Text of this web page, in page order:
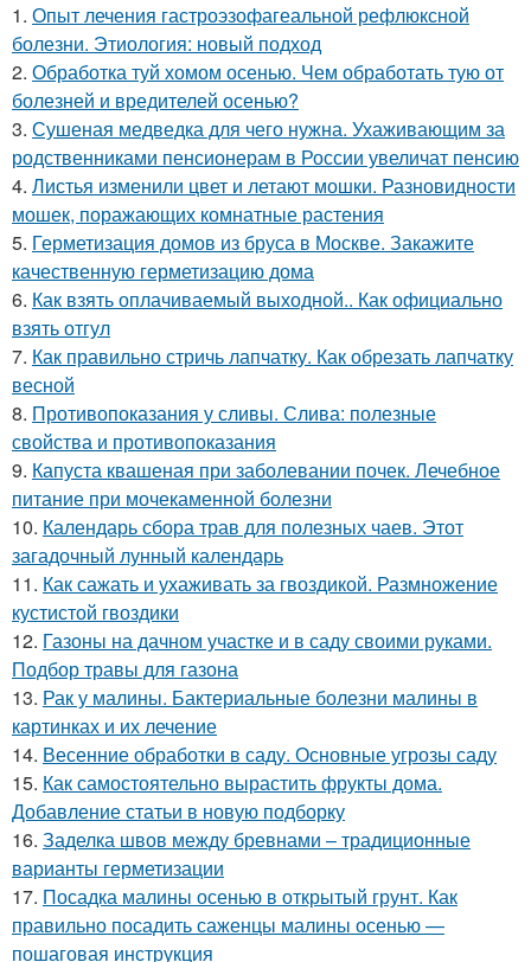
1. Опыт лечения гастроэзофагеальной рефлюксной
болезни. Этиология: новый подход
2. Обработка туй хомом осенью. Чем обработать тую от
болезней и вредителей осенью?
3. Сушеная медведка для чего нужна. Ухаживающим за
родственниками пенсионерам в России увеличат пенсию
4. Листья изменили цвет и летают мошки. Разновидности
мошек, поражающих комнатные растения
5. Герметизация домов из бруса в Москве. Закажите
качественную герметизацию дома
6. Как взять оплачиваемый выходной.. Как официально
взять отгул
7. Как правильно стричь лапчатку. Как обрезать лапчатку
весной
8. Противопоказания у сливы. Слива: полезные
свойства и противопоказания
9. Капуста квашеная при заболевании почек. Лечебное
питание при мочекаменной болезни
10. Календарь сбора трав для полезных чаев. Этот
загадочный лунный календарь
11. Как сажать и ухаживать за гвоздикой. Размножение
кустистой гвоздики
12. Газоны на дачном участке и в саду своими руками.
Подбор травы для газона
13. Рак у малины. Бактериальные болезни малины в
картинках и их лечение
14. Весенние обработки в саду. Основные угрозы саду
15. Как самостоятельно вырастить фрукты дома.
Добавление статьи в новую подборку
16. Заделка швов между бревнами – традиционные
варианты герметизации
17. Посадка малины осенью в открытый грунт. Как
правильно посадить саженцы малины осенью —
пошаговая инструкция